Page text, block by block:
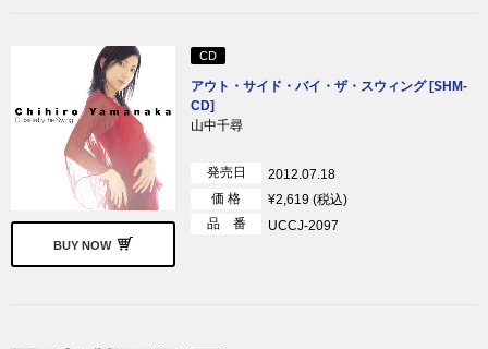
BUY NOW
CD
アウト・サイド・バイ・ザ・スウィング [SHM-
CD]
山中千尋
発売日
2012.07.18
価 格
¥2,619 (税込)
品 番
UCCJ-2097